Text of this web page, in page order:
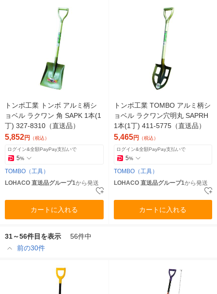
トンボ工業 トンボ アルミ柄シ
ョベル ラクワン 角 SAPK 1本(1
丁) 327-8310（直送品）
5,852円 （税込）
ログイン&全額PayPay支払いで
5%
TOMBO（工具）
LOHACO 直送品グループ1から発送
カートに入れる
トンボ工業 TOMBO アルミ柄シ
ョベル ラクワン穴明丸 SAPRH
1本(1丁) 411-5775（直送品）
5,465円 （税込）
ログイン&全額PayPay支払いで
5%
TOMBO（工具）
LOHACO 直送品グループ1から発送
カートに入れる
31～56件目を表示
56件中
前の30件